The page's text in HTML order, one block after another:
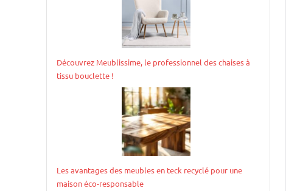
Découvrez Meublissime, le professionnel des chaises à
tissu bouclette !
Les avantages des meubles en teck recyclé pour une
maison éco-responsable